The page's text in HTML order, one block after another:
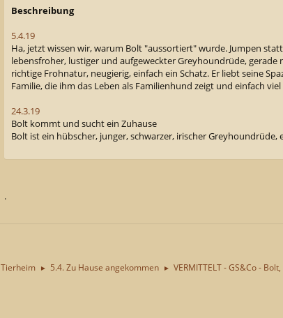
Beschreibung
5.4.19
Ha, jetzt wissen wir, warum Bolt "aussortiert" wurde. Jumpen
lebensfroher, lustiger und aufgeweckter Greyhoundrüde,
richtige Frohnatur, neugierig, einfach ein Schatz. Er liebt seine
Familie, die ihm das Leben als Familienhund zeigt und einfach
24.3.19
Bolt kommt und sucht ein Zuhause
Bolt ist ein hübscher, junger, schwarzer, irischer Greyhoundrüde,
.
Tierheim ► 5.4. Zu Hause angekommen ► VERMITTELT - GS&Co -